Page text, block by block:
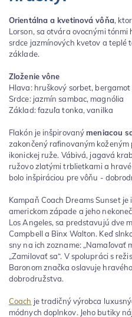
Orientálna a kvetinová vôňa,
Lorson, sa otvára ovocnými
srdce jazmínových kvetov a
základe.
Zloženie vône
Hlava: hruškový sorbet, bergamot
Srdce: jazmín sambac, magnólia
Základ: fazuľa tonka, vanilka
Flakón je inšpirovanýmeniacou
zakončený rafinovaným
ikonickej ruže. Vábivá, jagavá
ružovo zlatými trblietkami a
bolo inšpiráciou pre vôňu -
Kampaň Coach Dreams Sunset
americkom západe a jeho
Los Angeles, sa predstavujú dve
Campbell a Binx Walton. Keď
sny na ich zozname: „Namaľovať
„Zamilovať sa“. V spolupráci s
Baronom značka oslavuje
dobrodružstva.
Coach je tradičný výrobca
módnych doplnkov. Jeho butiky